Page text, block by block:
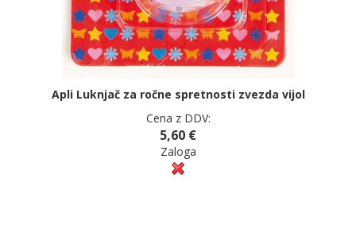
Apli Luknjač za ročne spretnosti zvezda vijol
Cena z DDV:
5,60 €
Zaloga